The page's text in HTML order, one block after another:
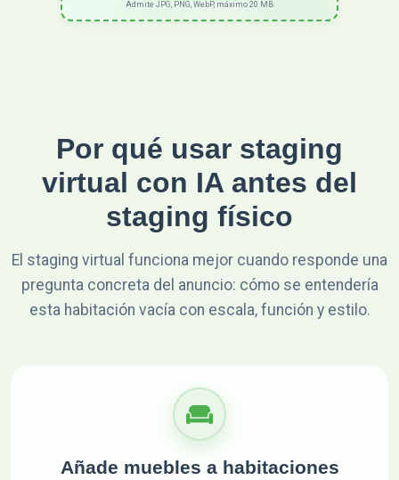
Admite JPG, PNG, WebP, máximo 20 MB
Por qué usar staging
virtual con IA antes del
staging físico
El staging virtual funciona mejor cuando responde una
pregunta concreta del anuncio: cómo se entendería
esta habitación vacía con escala, función y estilo.
Añade muebles a habitaciones